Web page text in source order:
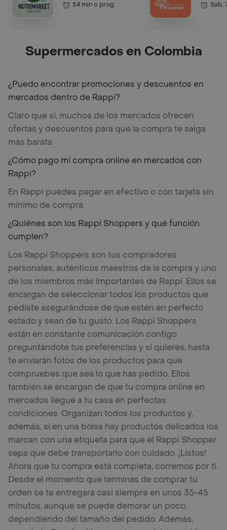
54 min o prog. Sab,
Supermercados en Colombia
¿Puedo encontrar promociones y descuentos en
mercados dentro de Rappi?
Claro que sí, muchos de los mercados ofrecen
ofertas y descuentos para que la compra te salga
más barata
¿Cómo pago mi compra online en mercados con
Rappi?
En Rappi puedes pagar en efectivo o con tarjeta sin
mínimo de compra.
¿Quiénes son los Rappi Shoppers y qué función
cumplen?
Los Rappi Shoppers son tus compradores
personales, auténticos maestros de la compra y uno
de los miembros más importantes de Rappi. Ellos se
encargan de seleccionar todos los productos que
pediste asegurándose de que estén en perfecto
estado y sean de tu gusto. Los Rappi Shoppers
están en constante comunicación contigo
preguntándote tus preferencias y si quieres, hasta
te enviarán fotos de los productos para que
compruebes que sea lo que has pedido. Ellos
también se encargan de que tu compra online en
mercados llegue a tu casa en perfectas
condiciones. Organizan todos los productos y,
además, si en una bolsa hay productos delicados los
marcan con una etiqueta para que el Rappi Shopper
sepa que debe transportarlo con cuidado. ¡Listos!
Ahora que tu compra está completa, corremos por ti.
Desde el momento que terminas de comprar tu
orden se te entregará casi siempre en unos 35-45
minutos, aunque se puede demorar un poco,
dependiendo del tamaño del pedido. Además,